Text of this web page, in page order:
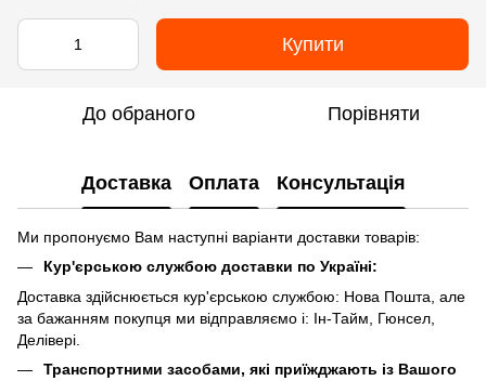
Купити
До обраного Порівняти
Доставка Оплата Консультація
Ми пропонуємо Вам наступні варіанти доставки товарів:
Кур'єрською службою доставки по Україні:
Доставка здійснюється кур'єрською службою: Нова Пошта, але
за бажанням покупця ми відправляємо і: Ін-Тайм, Гюнсел,
Делівері.
Транспортними засобами, які приїжджають із Вашого